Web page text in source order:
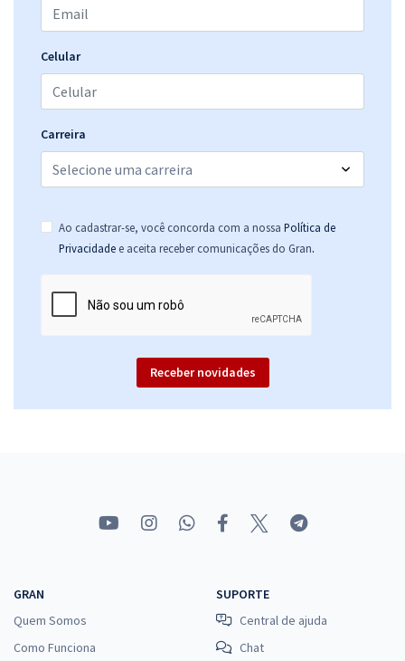
R$ 263,92à vista
Economize R$ 65,98 (-20%)
Comprar
CRF DF - Conselho Regional de Farmácia do Distrito Federal -
Pós-edital
R$ 319,92à vista
R$26,66
Economize R$ 79,98 (-20%)
Comprar
Celular
Carreira
Ao cadastrar-se, você concorda com a nossa Política de
Privacidade e aceita receber comunicações do Gran.
Receber novidades
GRAN
Quem Somos
Como Funciona
SUPORTE
Central de ajuda
Chat